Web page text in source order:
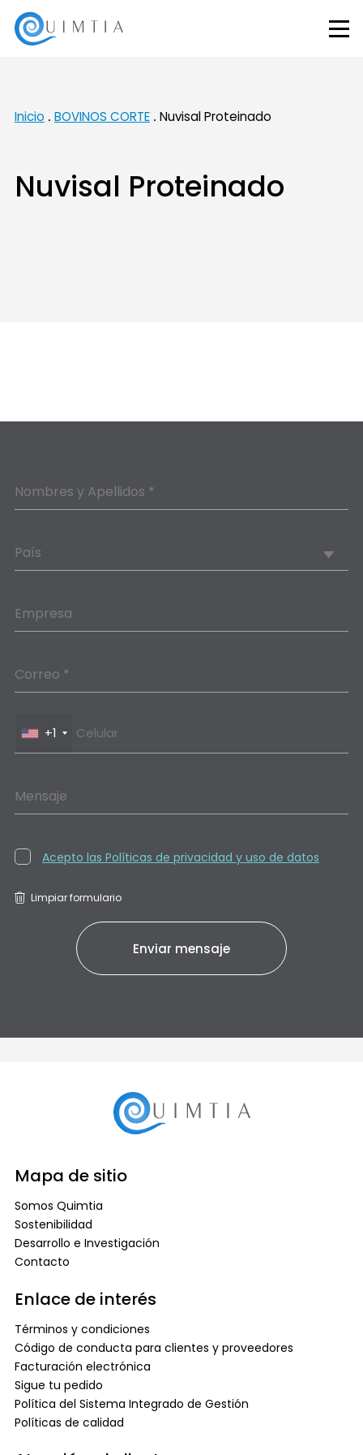
Inicio BOVINOS CORTE Nuvisal Proteinado
Nuvisal Proteinado
Nombres y Apellidos *
País
Empresa
Correo *
+1
Mensaje
Acepto las Políticas de privacidad y uso de datos
Limpiar formulario
Mapa de sitio
Somos Quimtia
Sostenibilidad
Desarrollo e Investigación
Contacto
Enlace de interés
Términos y condiciones
Código de conducta para clientes y proveedores
Facturación electrónica
Sigue tu pedido
Política del Sistema Integrado de Gestión
Políticas de calidad